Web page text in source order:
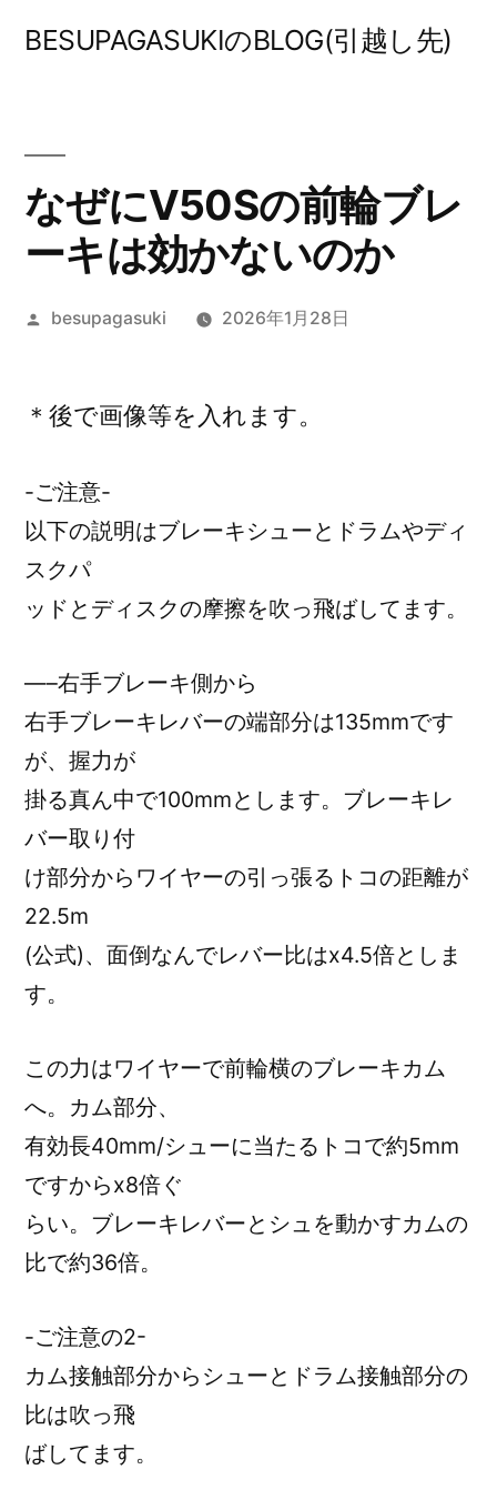
BESUPAGASUKIのBLOG(引越し先)
なぜにV50Sの前輪ブレ
ーキは効かないのか
投
besupagasuki 2026年1月28日
＊後で画像等を入れます。
-ご注意-
以下の説明はブレーキシューとドラムやディ
スクパ
ッドとディスクの摩擦を吹っ飛ばしてます。
—–右手ブレーキ側から
右手ブレーキレバーの端部分は135mmです
が、握力が
掛る真ん中で100mmとします。ブレーキレ
バー取り付
け部分からワイヤーの引っ張るトコの距離が
22.5m
(公式)、面倒なんでレバー比はx4.5倍としま
す。
この力はワイヤーで前輪横のブレーキカム
へ。カム部分、
有効長40mm/シューに当たるトコで約5mm
ですからx8倍ぐ
らい。ブレーキレバーとシュを動かすカムの
比で約36倍。
-ご注意の2-
カム接触部分からシューとドラム接触部分の
比は吹っ飛
ばしてます。